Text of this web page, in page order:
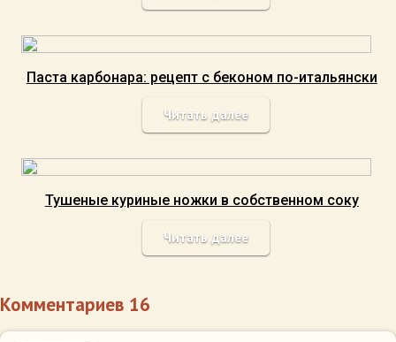
Паста карбонара: рецепт с беконом по-итальянски
Читать далее
Тушеные куриные ножки в собственном соку
Читать далее
Комментариев 16